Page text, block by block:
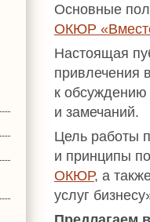
Основные
ОКЮР
Настоящая
привлечения
к
и замечаний.
Цель работы
и принципы
ОКЮР, а
услуг